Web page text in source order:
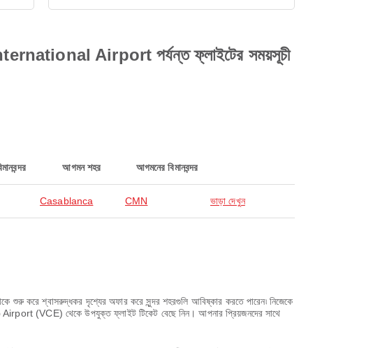
Airport পর্যন্ত ফ্লাইটের সময়সূচী
আগমন শহর আগমনের বিমানবন্দর
Casablanca CMN ভাড়া দেখুন
শ্বাসরুদ্ধকর দৃশ্যের অফার করে সুন্দর শহরগুলি আবিষ্কার করতে পারেন৷ নিজেকে
(VCE) থেকে উপযুক্ত ফ্লাইট টিকেট বেছে নিন। আপনার প্রিয়জনদের সাথে